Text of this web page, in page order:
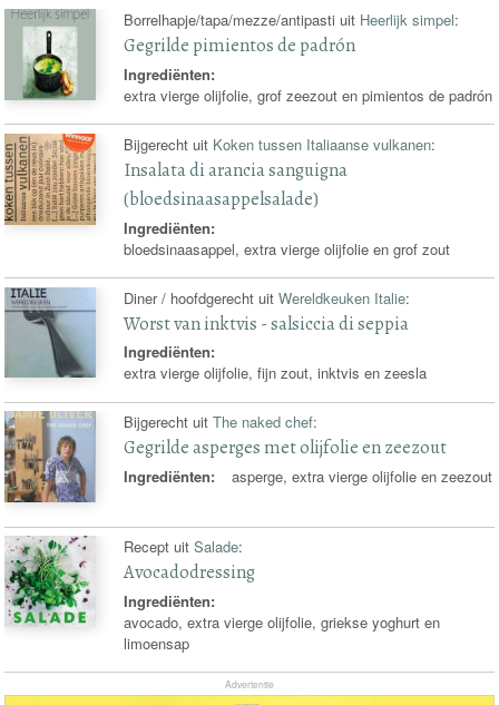
Borrelhapje/tapa/mezze/antipasti uit Heerlijk simpel:
Gegrilde pimientos de padrón
Ingrediënten:
extra vierge olijfolie, grof zeezout en pimientos de padrón
Bijgerecht uit Koken tussen Italiaanse vulkanen:
Insalata di arancia sanguigna
(bloedsinaasappelsalade)
Ingrediënten:
bloedsinaasappel, extra vierge olijfolie en grof zout
Diner / hoofdgerecht uitWereldkeuken Italie:
Worst van inktvis - salsiccia di seppia
Ingrediënten:
extra vierge olijfolie, fijn zout, inktvis en zeesla
Bijgerecht uitThe naked chef:
Gegrilde asperges met olijfolie en zeezout
Ingrediënten: asperge, extra vierge olijfolie en zeezout
Recept uitSalade:
Avocadodressing
Ingrediënten:
avocado, extra vierge olijfolie, griekse yoghurt en
limoensap
Advertentie